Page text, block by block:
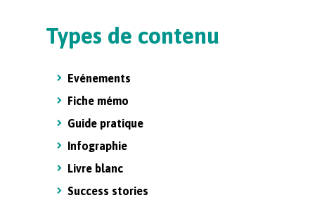
Types de contenu
Evénements
Fiche mémo
Guide pratique
Infographie
Livre blanc
Success stories